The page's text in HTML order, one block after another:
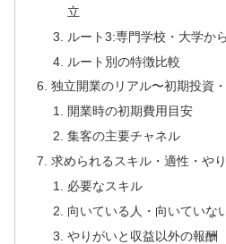
立
ルート3:専門学校・大学か
ルート別の特徴比較
独立開業のリアル〜初期投資
開業時の初期費用目安
集客の主要チャネル
求められるスキル・適性・や
必要なスキル
向いている人・向いていな
やりがいと収益以外の報酬